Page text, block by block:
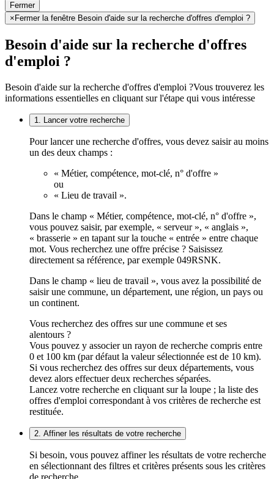
Fermer
× Fermer la fenêtre Besoin d'aide sur la recherche d'offres d'emploi ?
Besoin d'aide sur la recherche d'offres
d'emploi ?
Besoin d'aide sur la recherche d'offres d'emploi ?Vous trouverez les
informations essentielles en cliquant sur l'étape qui vous intéresse
1. Lancer votre recherche
Pour lancer une recherche d'offres, vous devez saisir au moins
un des deux champs :
« Métier, compétence, mot-clé, n° d'offre »
ou
« Lieu de travail ».
Dans le champ « Métier, compétence, mot-clé, n° d'offre »,
vous pouvez saisir, par exemple, « serveur », « anglais »,
« brasserie » en tapant sur la touche « entrée » entre chaque
mot. Vous recherchez une offre précise ? Saisissez
directement sa référence, par exemple 049RSNK.
Dans le champ « lieu de travail », vous avez la possibilité de
saisir une commune, un département, une région, un pays ou
un continent.
Vous recherchez des offres sur une commune et ses
alentours ?
Vous pouvez y associer un rayon de recherche compris entre
0 et 100 km (par défaut la valeur sélectionnée est de 10 km).
Si vous recherchez des offres sur deux départements, vous
devez alors effectuer deux recherches séparées.
Lancez votre recherche en cliquant sur la loupe ; la liste des
offres d'emploi correspondant à vos critères de recherche est
restituée.
2. Affiner les résultats de votre recherche
Si besoin, vous pouvez affiner les résultats de votre recherche
en sélectionnant des filtres et critères présents sous les critères
de recherche.